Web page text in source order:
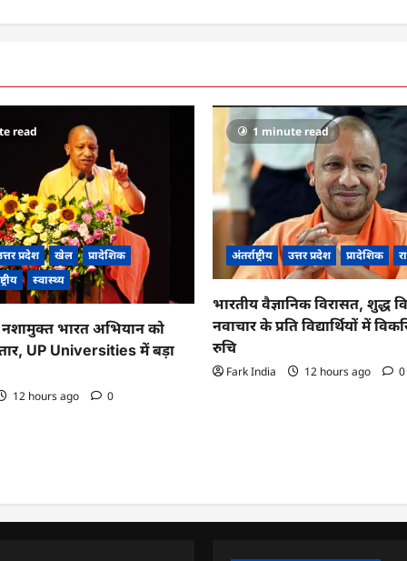
read
प्रदेश खेल
प्रादेशिक
स्वास्थ्य
भारत अभियान को
UP Universities में बड़ा
12 hours ago 0
1 minute read
अंतर्राष्ट्रीय उत्तर प्रदेश प्रादेशिक
भारतीय वैज्ञानिक विरासत, शुद्ध
नवाचार के प्रति विद्यार्थियों में
रुचि
Fark India 12 hours ago 0